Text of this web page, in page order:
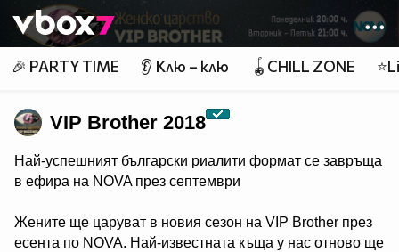
👾
🎉 PARTY TIME 👂 Клю – клю 🪀CHILL ZONE
VIP Brother 2018
Най-успешният български риалити формат се завръща
в ефира на NOVA през септември
Жените ще царуват в новия сезон на VIP Brother през
есента по NOVA. Най-известната къща у нас отново ще